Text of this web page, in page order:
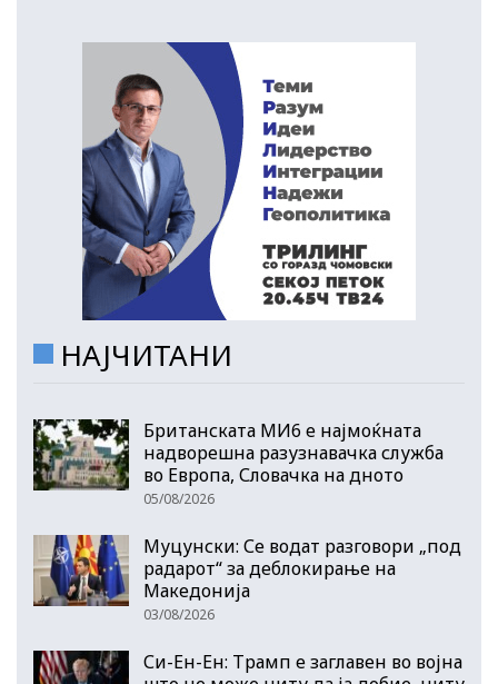
НАЈЧИТАНИ
Британската МИ6 е најмоќната
надворешна разузнавачка служба
во Европа, Словачка на дното
05/08/2026
Муцунски: Се водат разговори „под
радарот“ за деблокирање на
Македонија
03/08/2026
Си-Ен-Ен: Трамп е заглавен во војна